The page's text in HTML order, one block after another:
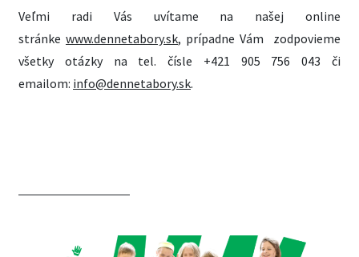
Veľmi radi Vás uvítame na našej online
stránke www.dennetabory.sk, prípadne Vám zodpovieme
všetky otázky na tel. čísle +421 905 756 043 či
emailom: info@dennetabory.sk.